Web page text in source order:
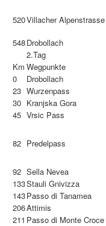
520Villacher Alpenstrasse
548Drobollach
2.Tag
Km Wegpunkte
0
Drobollach
23 Wurzenpass
30 Kranjska Gora
45 Vrsic Pass
82 Predelpass
92 Sella Nevea
133Stauli Gnivizza
143Passo di Tanamea
206Attimis
211 Passo di Monte Croce